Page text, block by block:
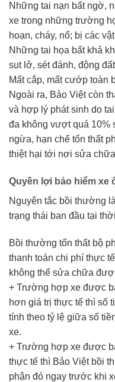
Những tai nạn bất ngờ,
xe trong những trường
hoạn, cháy, nổ; bị các
Những tai họa bất khả
sụt lở, sét đánh, động
Mất cắp, mất cướp toàn
Ngoài ra, Bảo Việt còn
và hợp lý phát sinh do
đa không vượt quá 10%
ngừa, hạn chế tổn thất
thiệt hại tới nơi sửa
Quyền lợi bảo hiểm xe
Nguyên tắc bồi thường
trạng thái ban đầu tại
Bồi thường tổn thất bộ
thanh toán chi phí thực
không thể sửa chữa
+ Trường hợp xe được
hơn giá trị thực tế thì số
tính theo tỷ lệ giữa số
xe.
+ Trường hợp xe được
thực tế thì Bảo Việt bồi
phận đó ngay trước khi